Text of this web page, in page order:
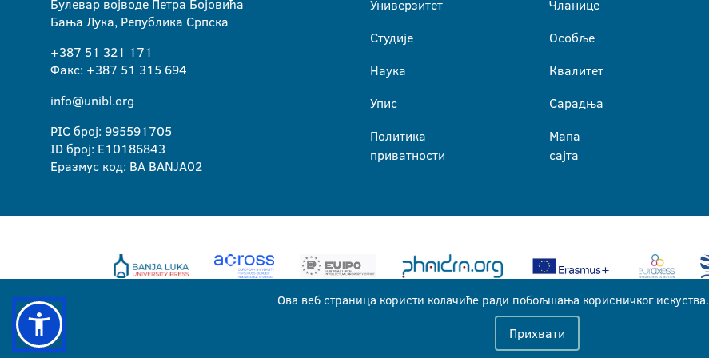
Булевар војводе Петра Бојовића
Бања Лука, Република Српска
+387 51 321 171
Факс: +387 51 315 694
info@unibl.org
PIC број: 995591705
ID број: E10186843
Еразмус код: BA BANJA02
Универзитет
Студије
Наука
Упис
Политика
приватности
Чланице
Особље
Квалитет
Сарадња
Мапа
сајта
Универзитет у Бањој Луци © 2026
Сва права задржана
Ова веб страница користи колачиће ради побољшања корисничког искуства.
Прихвати